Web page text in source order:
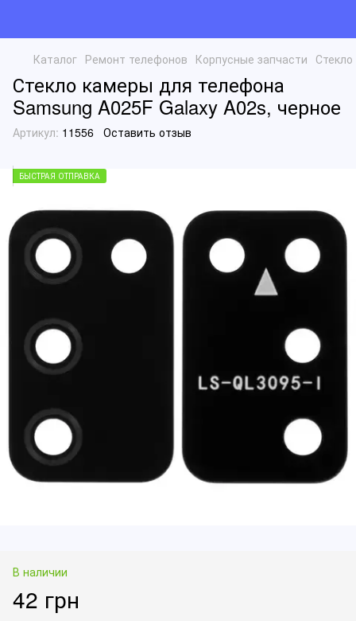
Каталог Ремонт телефонов Корпусные запчасти
Стекло камеры для телефона
Samsung A025F Galaxy A02s, черное
Артикул: 11556 Оставить отзыв
БЫСТРАЯ ОТПРАВКА
В наличии
42 грн